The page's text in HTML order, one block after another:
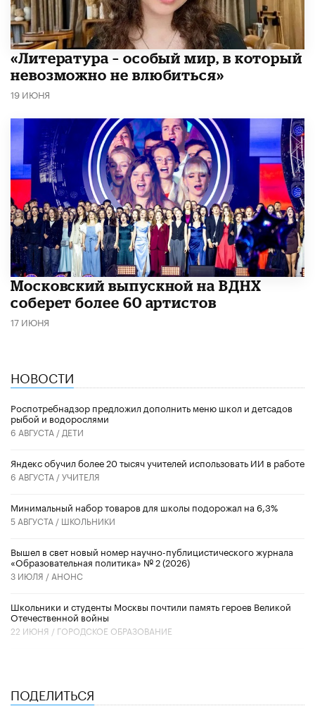
​«Литература – особый мир, в который
невозможно не влюбиться»
19 ИЮНЯ
Московский выпускной на ВДНХ
соберет более 60 артистов
17 ИЮНЯ
НОВОСТИ
Роспотребнадзор предложил дополнить меню школ и детсадов
рыбой и водорослями
6 АВГУСТА / ДЕТИ
​Яндекс обучил более 20 тысяч учителей использовать ИИ в работе
6 АВГУСТА /УЧИТЕЛЯ
Минимальный набор товаров для школы подорожал на 6,3%
5 АВГУСТА / ШКОЛЬНИКИ
Вышел в свет новый номер научно-публицистического журнала
«Образовательная политика» № 2 (2026)
3 ИЮЛЯ / АНОНС
Школьники и студенты Москвы почтили память героев Великой
Отечественной войны
22 ИЮНЯ / ГОРОДСКОЕ ОБРАЗОВАНИЕ
ПОДЕЛИТЬСЯ